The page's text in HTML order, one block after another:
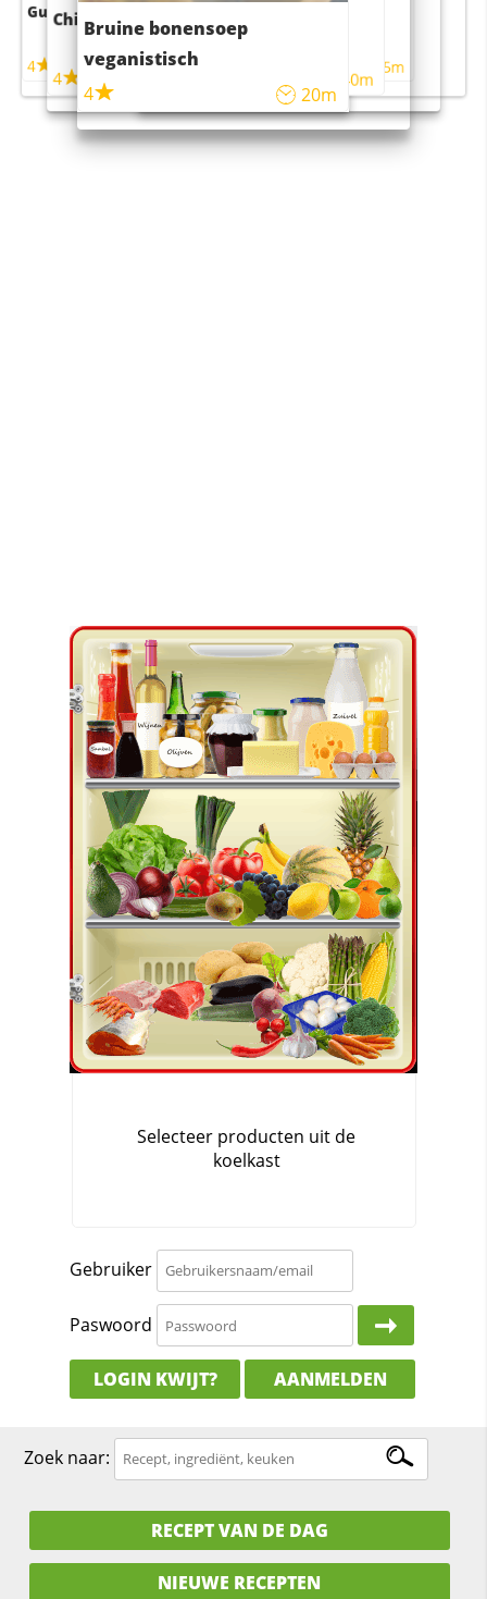
Gebruiker
Paswoord
LOGIN KWIJT? AANMELDEN
Guacamole
4
Chili con carne
4 45m
Bruine bonensoep
veganistisch
4
20m
Sushi rijstsalade
maaltijdsalade
40m
4 55m
Zoek naar:
RECEPT VAN DE DAG
NIEUWE RECEPTEN